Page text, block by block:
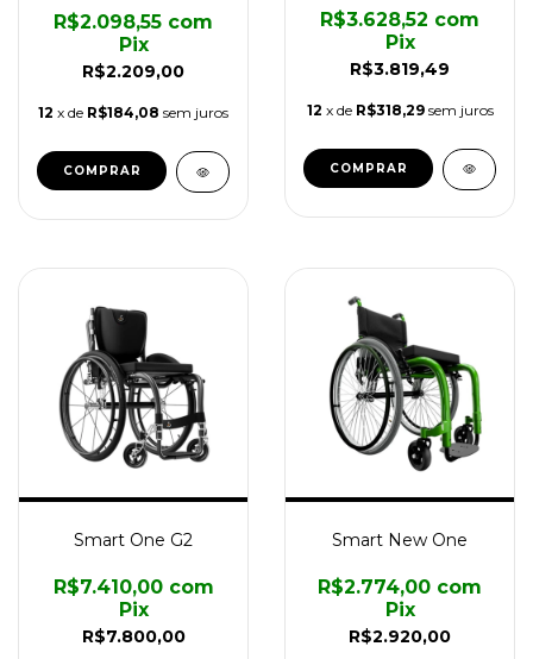
R$2.209,00
R$2.098,55 com
Pix
12 x de R$184,08 sem juros
COMPRAR
R$3.819,49
R$3.628,52 com
Pix
12 x de R$318,29 sem juros
COMPRAR
Smart One G2
R$7.800,00
R$7.410,00 com
Pix
Smart New One
R$2.920,00
R$2.774,00 com
Pix